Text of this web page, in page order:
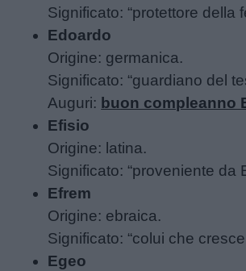
Home
Significato: “protettore della
Edoardo
Origine: germanica.
Significato: “guardiano del
Auguri: buon compleanno
Efisio
Origine: latina.
Significato: “proveniente da
Efrem
Origine: ebraica.
Significato: “colui che
Egeo